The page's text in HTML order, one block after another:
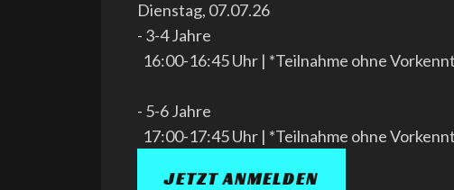
Dienstag, 07.07.26
- 3-4 Jahre
16:00-16:45 Uhr | *Teilnahme ohne
- 5-6 Jahre
17:00-17:45 Uhr | *Teilnahme ohne
JETZT ANMELDEN